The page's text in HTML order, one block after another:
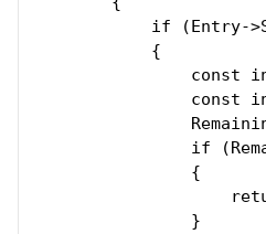
if (Entry-
            {
const
const
if
                {
                }